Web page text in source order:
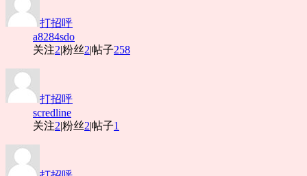
打招呼
a8284sdo
关注2|粉丝2|帖子258
打招呼
scredline
关注2|粉丝2|帖子1